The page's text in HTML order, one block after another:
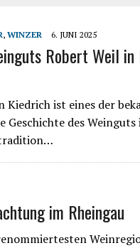
, WINZER 6. JUNI 2025
Robert Weil
Kiedrich ist eines der
Geschichte des
im Rheingau